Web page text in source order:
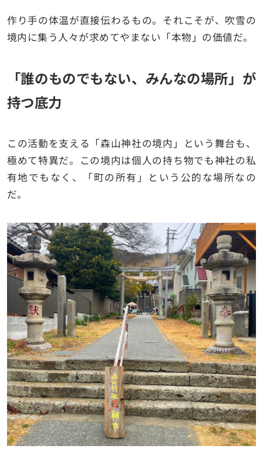
作り手の体温が直接伝わるもの。それこそが、吹雪の
境内に集う人々が求めてやまない「本物」の価値だ。
「誰のものでもない、みんなの場所」が
持つ底力
この活動を支える「森山神社の境内」という舞台も、
極めて特異だ。この境内は個人の持ち物でも神社の私
有地でもなく、「町の所有」という公的な場所なの
だ。